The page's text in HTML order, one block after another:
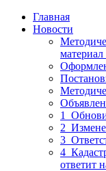
Главная
Новости
ответит